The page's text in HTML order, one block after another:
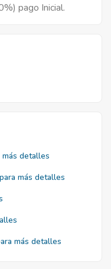
pago Inicial.
más detalles
más detalles
más detalles